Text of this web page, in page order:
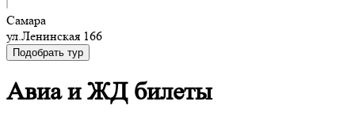
Самара
ул.Ленинская 166
Подобрать тур
Авиа и ЖД билеты